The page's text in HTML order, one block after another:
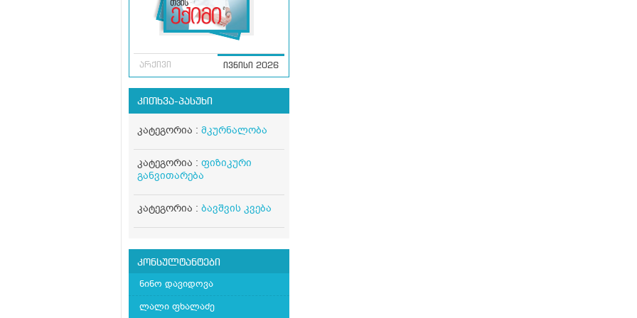
არქივი ივნისი 2026
კითხვა-პასუხი
კატეგორია : მკურნალობა
კატეგორია : ფიზიკური
განვითარება
კატეგორია : ბავშვის კვება
კონსულტანტები
ნინო დავიდოვა
ლალი ფხალაძე